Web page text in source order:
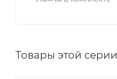
Товары этой серии